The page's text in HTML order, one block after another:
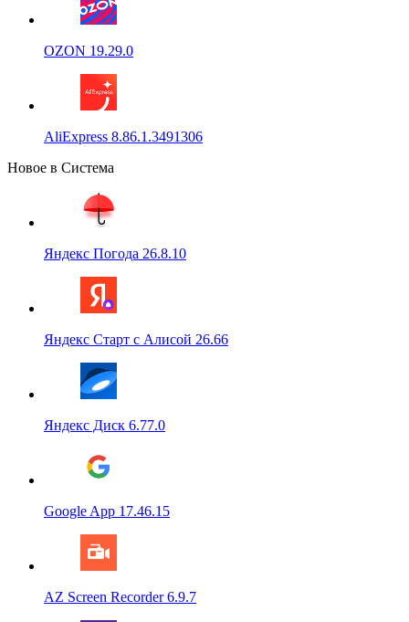
OZON 19.29.0
AliExpress 8.86.1.3491306
Новое в Система
Яндекс Погода 26.8.10
Яндекс Старт с Алисой 26.66
Яндекс Диск 6.77.0
Google App 17.46.15
AZ Screen Recorder 6.9.7